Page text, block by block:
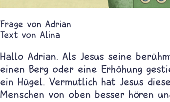
Adrian
Text von Alina
Hallo Adrian. Als Jesus seine
einen Berg oder eine Erhöhung
ein Hügel. Vermutlich hat Jesus
Menschen von oben besser hören